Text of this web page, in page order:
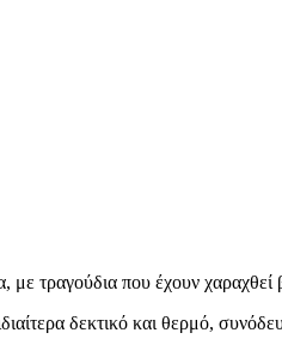
τραγούδια που έχουν
δεκτικό και θερμό,